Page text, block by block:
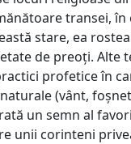
transei, în
stare, ea
de preoți. Alte
profetice în
(vânt,
un semn al
unii corinteni